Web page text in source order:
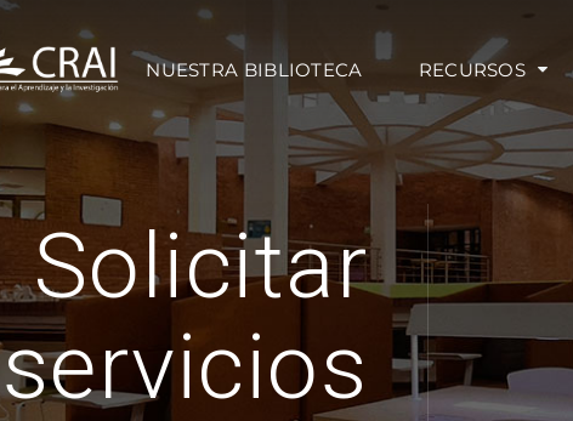
NUESTRA BIBLIOTECA RECURSOS
Solicitar
servicios